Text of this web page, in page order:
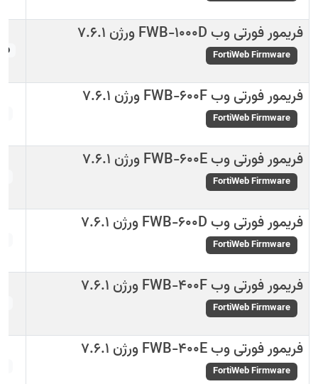
فریمور فورتی وب FWB-1000D ورژن 7.6.1
FortiWeb Firmware
فریمور فورتی وب FWB-600F ورژن 7.6.1
FortiWeb Firmware
فریمور فورتی وب FWB-600E ورژن 7.6.1
FortiWeb Firmware
فریمور فورتی وب FWB-600D ورژن 7.6.1
FortiWeb Firmware
فریمور فورتی وب FWB-400F ورژن 7.6.1
FortiWeb Firmware
فریمور فورتی وب FWB-400E ورژن 7.6.1
FortiWeb Firmware